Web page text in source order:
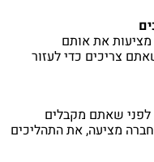
מציעות את אותם
צריכים כדי לעזור
שאתם מקבלים
מציעה, את התהליכים